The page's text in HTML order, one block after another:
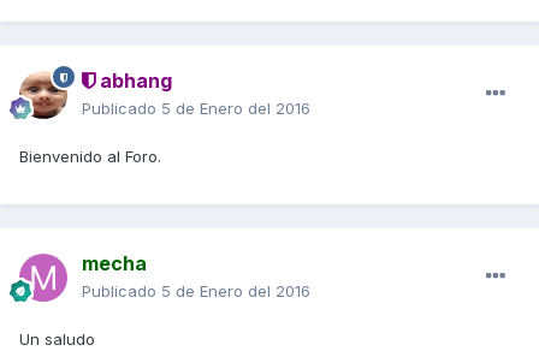
abhang
Publicado 5 de Enero del 2016
Bienvenido al Foro.
mecha
Publicado 5 de Enero del 2016
Un saludo